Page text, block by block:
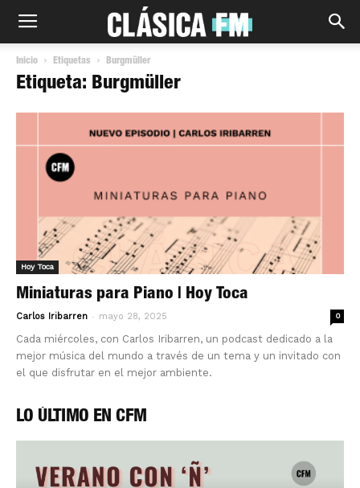
Inicio Etiquetas Burgmüller
Etiqueta: Burgmüller
Hoy Toca
Miniaturas para Piano | Hoy Toca
Carlos Iribarren - mayo 28, 2025 0
Cada miércoles, con Carlos Iribarren, un podcast dedicado a la
mejor música del mundo a través de un tema y un invitado con
el que disfrutar en el mejor ambiente.
LO ÚLTIMO EN CFM